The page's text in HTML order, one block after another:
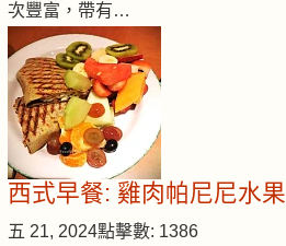
次豐富，帶有…
西式早餐: 雞肉帕尼尼水果
五 21, 2024點擊數: 1386